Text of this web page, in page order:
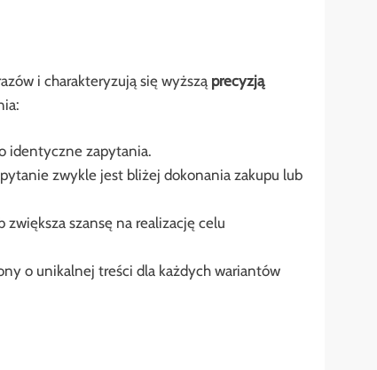
i charakteryzują się wyższą precyzją
identyczne zapytania.
zwykle jest bliżej dokonania zakupu lub
szansę na realizację celu
o unikalnej treści dla każdych wariantów